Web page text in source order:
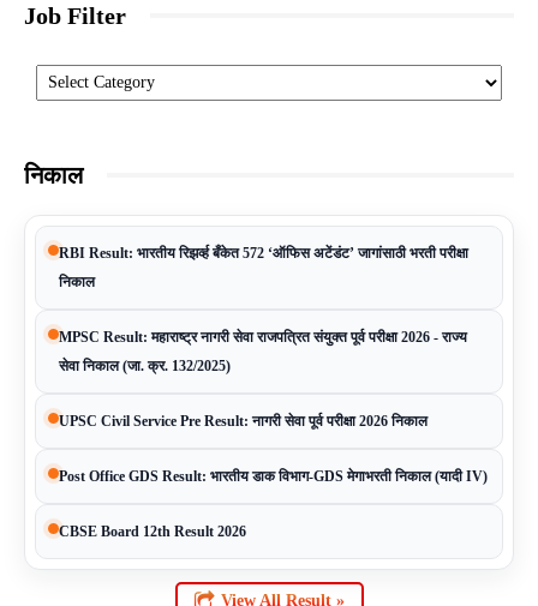
Job Filter
निकाल
RBI Result: भारतीय रिझर्व्ह बँकेत 572 ‘ऑफिस अटेंडंट’ जागांसाठी भरती परीक्षा
निकाल
MPSC Result: महाराष्ट्र नागरी सेवा राजपत्रित संयुक्त पूर्व परीक्षा 2026 - राज्य
सेवा निकाल (जा. क्र. 132/2025)
UPSC Civil Service Pre Result: नागरी सेवा पूर्व परीक्षा 2026 निकाल
Post Office GDS Result: भारतीय डाक विभाग-GDS मेगाभरती निकाल (यादी IV)
CBSE Board 12th Result 2026
View All Result »